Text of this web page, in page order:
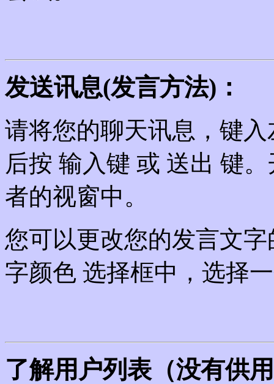
发送讯息(发言方法)：
请将您的聊天讯息，键
后按 输入键 或 送出 键
者的视窗中。
您可以更改您的发言文
字颜色 选择框中，选择
了解用户列表（没有供